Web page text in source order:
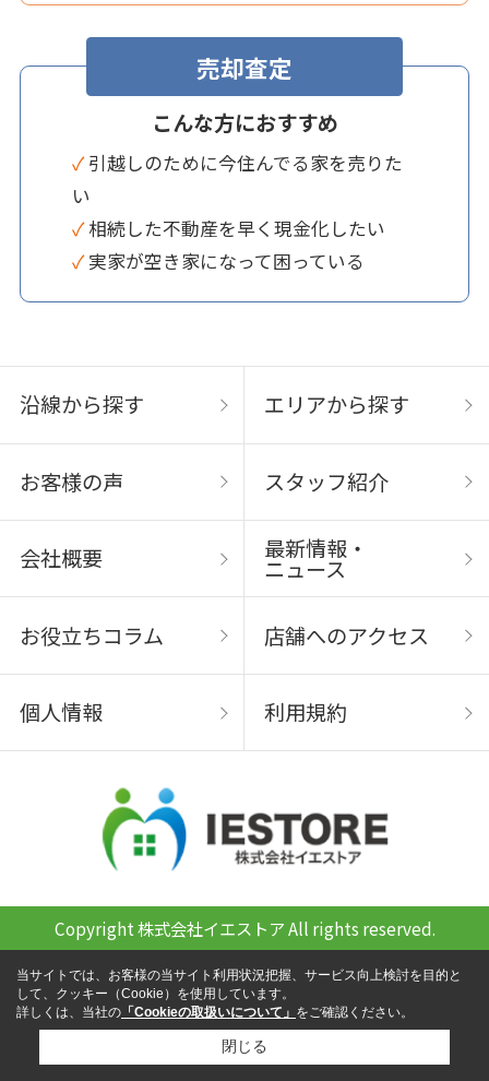
売却査定
こんな方におすすめ
✓ 引越しのために今住んでる家を売りた
い
✓ 相続した不動産を早く現金化したい
✓ 実家が空き家になって困っている
沿線から探す エリアから探す
お客様の声 スタッフ紹介
会社概要 最新情報・
ニュース
お役立ちコラム 店舗へのアクセス
個人情報 利用規約
Copyright 株式会社イエストア All rights reserved.
当サイトでは、お客様の当サイト利用状況把握、サービス向上検討を目的と
して、クッキー（Cookie）を使用しています。
詳しくは、当社の 「Cookieの取扱いについて」 をご確認ください。
閉じる